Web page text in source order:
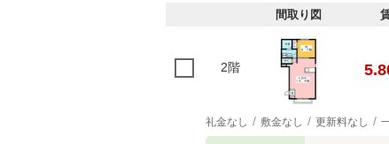
間取り図
2階
礼金なし 敷金なし 更新料なし